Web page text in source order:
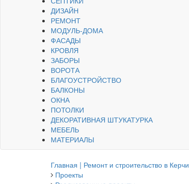
ДИЗАЙН
РЕМОНТ
МОДУЛЬ-ДОМА
ФАСАДЫ
КРОВЛЯ
ЗАБОРЫ
ВОРОТА
БЛАГОУСТРОЙСТВО
БАЛКОНЫ
ОКНА
ПОТОЛКИ
ДЕКОРАТИВНАЯ ШТУКАТУРКА
МЕБЕЛЬ
МАТЕРИАЛЫ
Главная | Ремонт и строительство в Керчи
Проекты